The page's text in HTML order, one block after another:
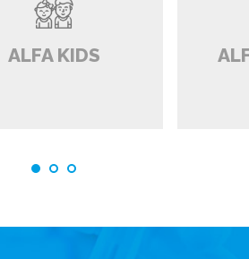
ALFA KIDS